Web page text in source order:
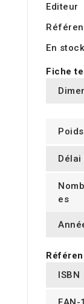
Editeur
En stock
Fiche
Poids
Délai
es
ISBN